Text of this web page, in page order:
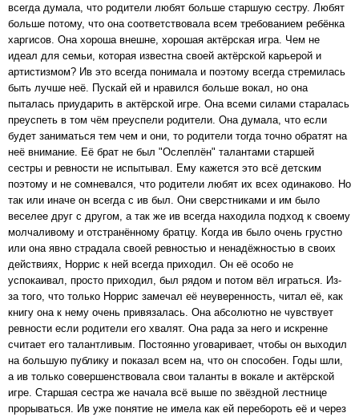
всегда думала, что родители любят больше старшую сестру. Любят
больше потому, что она соответствовала всем требованием ребёнка
харгисов. Она хороша внешне, хорошая актёрская игра. Чем не
идеал для семьи, которая известна своей актёрской карьерой и
артистизмом? Ив это всегда понимала и поэтому всегда стремилась
быть лучше неё. Пускай ей и нравился больше вокал, но она
пыталась приударить в актёрской игре. Она всеми силами старалась
преуспеть в том чём преуспели родители. Она думала, что если
будет заниматься тем чем и они, то родители тогда точно обратят на
неё внимание. Её брат не был "Ослеплён" талантами старшей
сестры и ревности не испытывал. Ему кажется это всё детским
поэтому и не сомневался, что родители любят их всех одинаково. Но
так или иначе он всегда с ив был. Они сверстниками и им было
веселее друг с другом, а так же ив всегда находила подход к своему
молчаливому и отстранённому братцу. Когда ив было очень грустно
или она явно страдала своей ревностью и ненадёжностью в своих
действиях, Норрис к ней всегда приходил. Он её особо не
успокаивал, просто приходил, был рядом и потом вёл играться. Из-
за того, что только Норрис замечал её неуверенность, читал её, как
книгу она к нему очень привязалась. Она абсолютно не чувствует
ревности если родители его хвалят. Она рада за него и искренне
считает его талантливым. Постоянно уговаривает, чтобы он выходил
на большую публику и показал всем на, что он способен. Годы шли,
а ив только совершенствовала свои таланты в вокале и актёрской
игре. Старшая сестра же начала всё выше по звёздной лестнице
прорываться. Ив уже понятие не имела как ей перебороть её и через